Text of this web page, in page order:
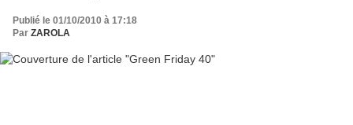
Publié le 01/10/2010 à 17:18
Par ZAROLA